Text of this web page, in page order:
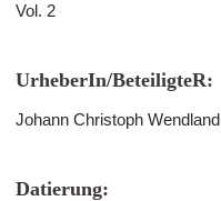
Vol. 2
UrheberIn/BeteiligteR:
Johann Christoph Wendland
Datierung: